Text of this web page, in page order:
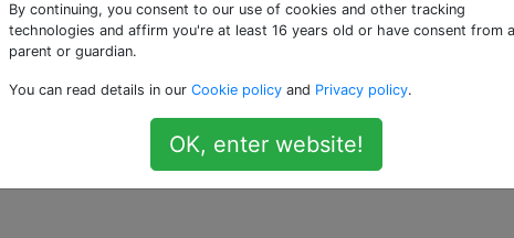
nicht denRichtlinien für Stapelüberlauf. Derzeit
Aktualisieren Sie die Frage so dass es
By continuing, you consent to our use of cookies and other tracking
technologies and affirm you're at least 16 years old or have consent from a
parent or guardian.
You can read details in our Cookie policy and Privacy policy.
OK, enter website!